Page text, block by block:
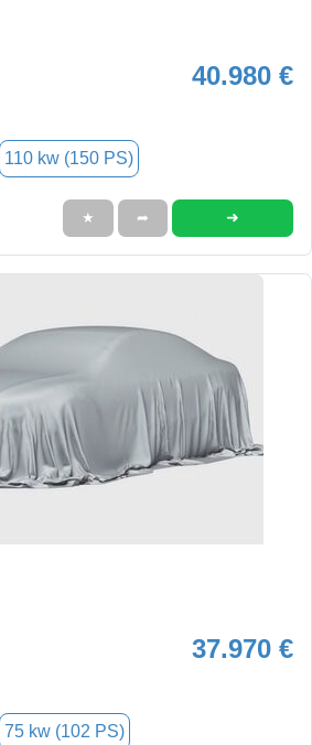
40.980 €
110 kw (150 PS)
★ ➦ ➜
37.970 €
75 kw (102 PS)